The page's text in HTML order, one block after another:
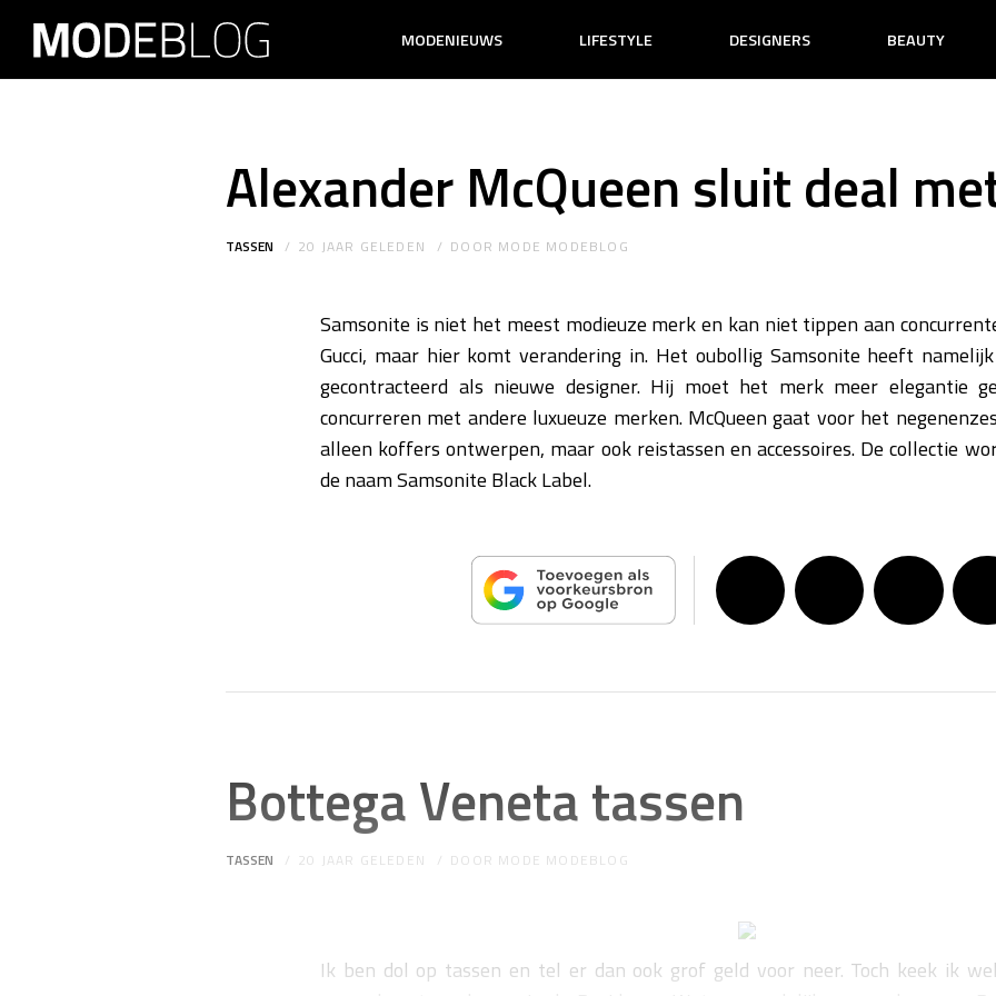
MODENIEUWS LIFESTYLE DESIGNERS BEAUTY
Alexander McQueen sluit deal
TASSEN 20 JAAR GELEDEN DOOR MODE MODEBLOG
Samsonite is niet het meest modieuze merk en kan niet tippen aan
Gucci, maar hier komt verandering in. Het oubollig Samsonite heeft
gecontracteerd als nieuwe designer. Hij moet het merk meer elegantie
concurreren met andere luxueuze merken. McQueen gaat voor het
alleen koffers ontwerpen, maar ook reistassen en accessoires. De collectie
de naam Samsonite Black Label.
Bottega Veneta tassen
TASSEN 20 JAAR GELEDEN DOOR MODE MODEBLOG
Ik ben dol op tassen en tel er dan ook grof geld voor neer. Toch keek ik